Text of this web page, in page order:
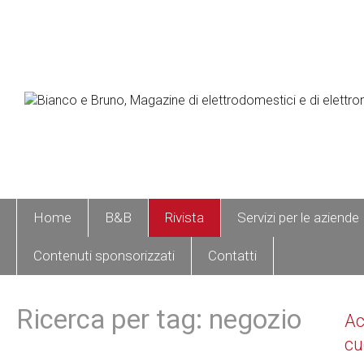
Home B&B Rivista Servizi per le aziende
Contenuti sponsorizzati Contatti
Ricerca per tag: negozio